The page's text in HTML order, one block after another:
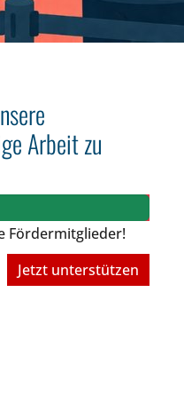
Arbeit zu
Fördermitglieder!
Jetzt unterstützen